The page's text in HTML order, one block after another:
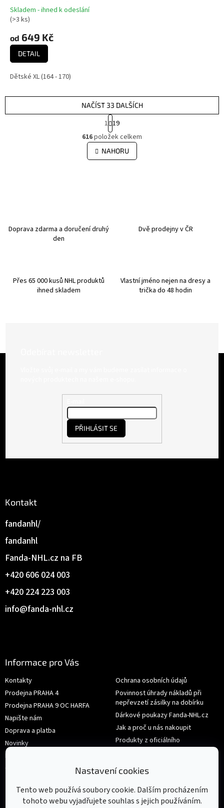
Nastavení cookies
Tento web používá soubory cookie. Dalším procházením
tohoto webu vyjadřujete souhlas s jejich používáním.
Penguins NHL Flat
Captains N&N Ctn Tee
Průměrné
hodnocení
produktu
je
5,0
z
5
hvězdiček.
Skladem - ihned k odeslání
(>3 ks)
od 649 Kč
DETAIL
Dětské XL (164 - 170)
O
v
l
á
NAČÍST 33 DALŠÍCH
S
t
r
á
n
k
1 19
616položek celkem
NAHORU
Doprava zdarma a doručení druhý
den
Dvě prodejny v ČR
Přes 65 000 kusů NHL produktů
ihned skladem
Vlastní jméno nejen na dresy a
trička do 48 hodin
Kontakt
info@fanda-nhl.cz
+420 224 223 003
+420 606 024 003
Fanda-NHL.cz na FB
fandanhl
fandanhl/
Informace pro Vás
Kontakty
Prodejna PRAHA 4
Prodejna PRAHA 9 OC HARFA
Napište nám
Doprava a platba
Novinky
Hodnocení obchodu
Obchodní podmínky
Ochrana osobních údajů
Povinnost úhrady nákladů při
nepřevzetí zásilky na dobírku
Dárkové poukazy Fanda-NHL.cz
Jak a proč u nás nakoupit
Produkty z oficiálního
shop.nhl.com
Výměna nebo vrácení zboží
PŘIHLÁSIT SE